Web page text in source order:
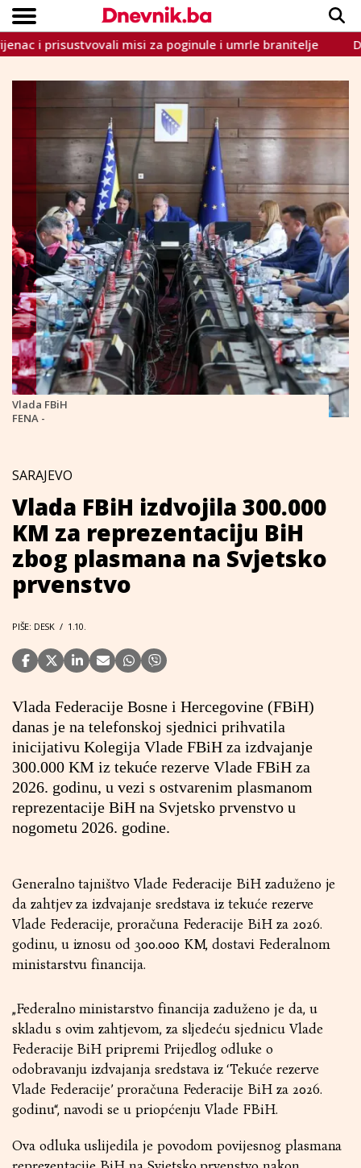
VIJESTI
SPORT
INTERVIEW
TEME
CRNA KRONIKA
LIFESTYLE
Copyright © Dnevnik.ba 2023.
prisustvovali misi za poginule i umrle branitelje Don
Vlada FBiH
FENA -
SARAJEVO
Vlada FBiH izdvojila 300.000
KM za reprezentaciju BiH
zbog plasmana na Svjetsko
prvenstvo
PIŠE: DESK / 1.10.
Vlada Federacije Bosne i Hercegovine (FBiH)
danas je na telefonskoj sjednici prihvatila
inicijativu Kolegija Vlade FBiH za izdvajanje
300.000 KM iz tekuće rezerve Vlade FBiH za
2026. godinu, u vezi s ostvarenim plasmanom
reprezentacije BiH na Svjetsko prvenstvo u
nogometu 2026. godine.
Generalno tajništvo Vlade Federacije BiH zaduženo je
da zahtjev za izdvajanje sredstava iz tekuće rezerve
Vlade Federacije, proračuna Federacije BiH za 2026.
godinu, u iznosu od 300.000 KM, dostavi Federalnom
ministarstvu financija.
„Federalno ministarstvo financija zaduženo je da, u
skladu s ovim zahtjevom, za sljedeću sjednicu Vlade
Federacije BiH pripremi Prijedlog odluke o
odobravanju izdvajanja sredstava iz ‘Tekuće rezerve
Vlade Federacije’ proračuna Federacije BiH za 2026.
godinu“, navodi se u priopćenju Vlade FBiH.
Ova odluka uslijedila je povodom povijesnog plasmana